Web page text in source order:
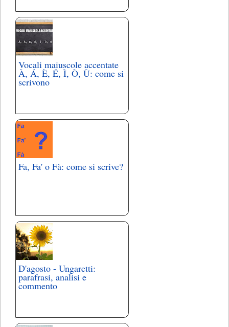
Vocali maiuscole accentate
À, Á, È, É, Ì, Ò, Ù: come si
scrivono
Fa, Fa' o Fà: come si scrive?
D'agosto - Ungaretti:
parafrasi, analisi e
commento